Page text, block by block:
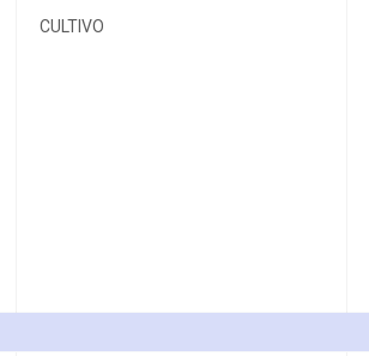
CULTIVO